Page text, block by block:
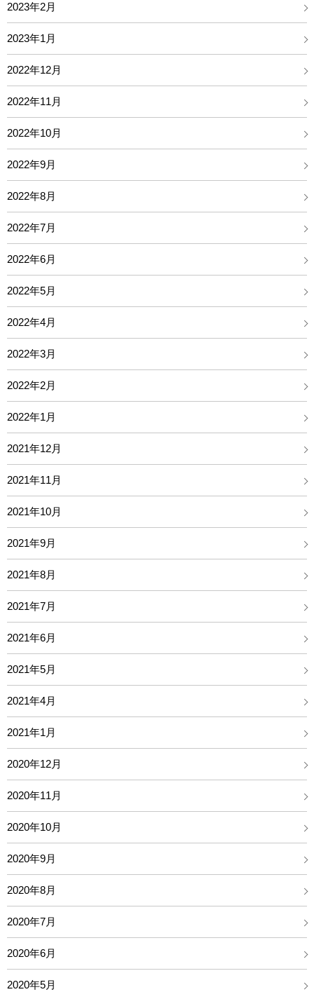
2023年2月
2023年1月
2022年12月
2022年11月
2022年10月
2022年9月
2022年8月
2022年7月
2022年6月
2022年5月
2022年4月
2022年3月
2022年2月
2022年1月
2021年12月
2021年11月
2021年10月
2021年9月
2021年8月
2021年7月
2021年6月
2021年5月
2021年4月
2021年1月
2020年12月
2020年11月
2020年10月
2020年9月
2020年8月
2020年7月
2020年6月
2020年5月